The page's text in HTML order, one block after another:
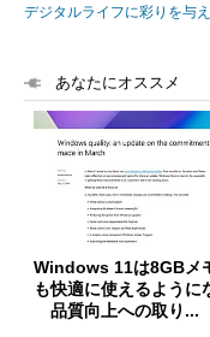
デジタルライフに彩りを与
あなたにオススメ
Windows 11は8GBメ
も快適に使えるように
品質向上への取り...